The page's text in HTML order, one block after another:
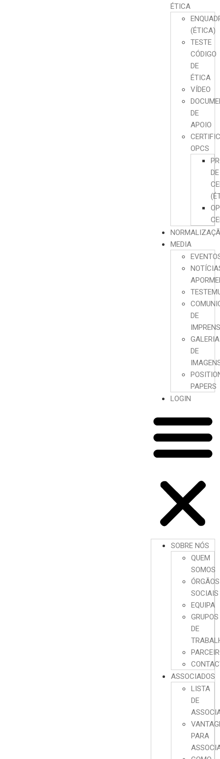
ÉTICA
(ÉTICA)
TESTE
CÓDIGO
DE
ÉTICA
VÍDEO
DE
APOIO
OPCS
DE
MEDIA
DE
GALERIA
DE
PAPERS
LOGIN
SOBRE NÓS
QUEM
SOMOS
ÓRGÃOS
SOCIAIS
EQUIPA
GRUPOS
DE
ASSOCIADOS
LISTA
DE
PARA